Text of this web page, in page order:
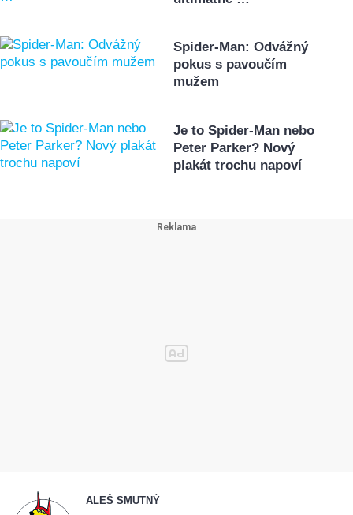
Spider-Man: Odvážný
pokus s pavoučím
mužem
Je to Spider-Man nebo
Peter Parker? Nový
plakát trochu napoví
ALEŠ SMUTNÝ